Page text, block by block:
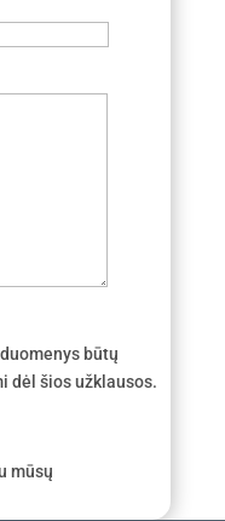
būtų
dėl šios užklausos.
mūsų